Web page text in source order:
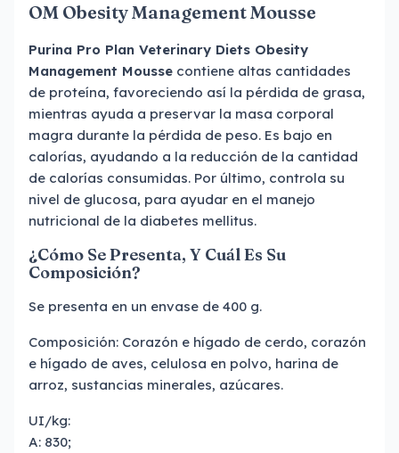
OM Obesity Management Mousse
Purina Pro Plan Veterinary Diets Obesity
Management Mousse contiene altas cantidades
de proteína, favoreciendo así la pérdida de grasa,
mientras ayuda a preservar la masa corporal
magra durante la pérdida de peso. Es bajo en
calorías, ayudando a la reducción de la cantidad
de calorías consumidas. Por último, controla su
nivel de glucosa, para ayudar en el manejo
nutricional de la diabetes mellitus.
¿Cómo Se Presenta, Y Cuál Es Su
Composición?
Se presenta en un envase de 400 g.
Composición: Corazón e hígado de cerdo, corazón
e hígado de aves, celulosa en polvo, harina de
arroz, sustancias minerales, azúcares.
UI/kg:
A: 830;